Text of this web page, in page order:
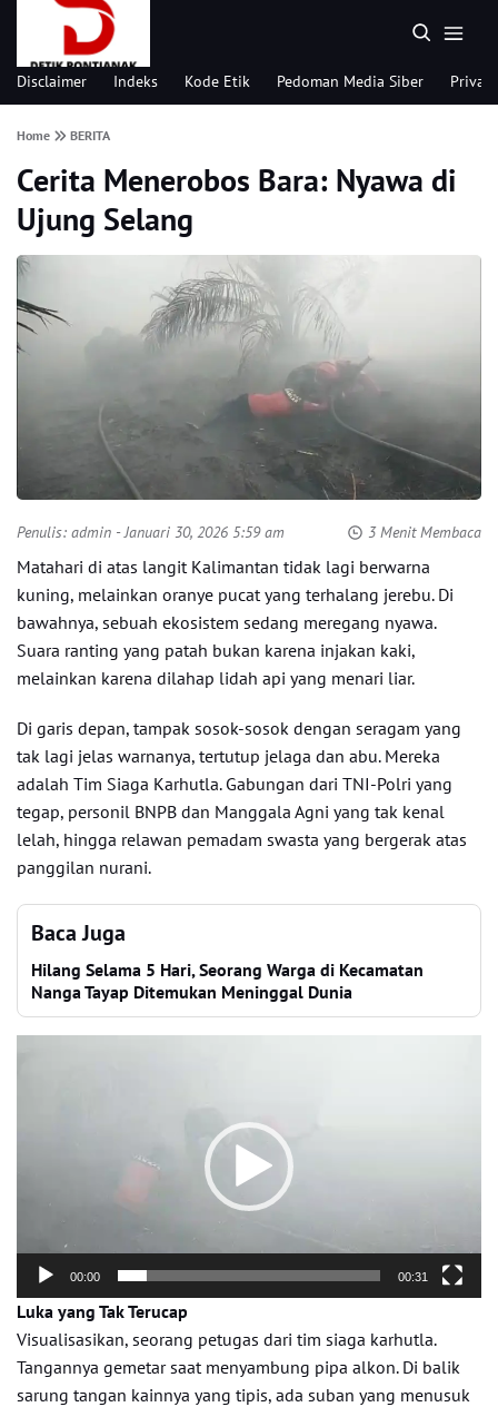
Disclaimer Indeks Kode Etik Pedoman Media Siber
Home BERITA
Cerita Menerobos Bara: Nyawa di
Ujung Selang
Penulis: admin - Januari 30, 2026 5:59 am 3 Menit Membaca
Matahari di atas langit Kalimantan tidak lagi berwarna
kuning, melainkan oranye pucat yang terhalang jerebu. Di
bawahnya, sebuah ekosistem sedang meregang nyawa.
Suara ranting yang patah bukan karena injakan kaki,
melainkan karena dilahap lidah api yang menari liar.
Di garis depan, tampak sosok-sosok dengan seragam yang
tak lagi jelas warnanya, tertutup jelaga dan abu. Mereka
adalah Tim Siaga Karhutla. Gabungan dari TNI-Polri yang
tegap, personil BNPB dan Manggala Agni yang tak kenal
lelah, hingga relawan pemadam swasta yang bergerak atas
panggilan nurani.
Baca Juga
Hilang Selama 5 Hari, Seorang Warga di Kecamatan
Nanga Tayap Ditemukan Meninggal Dunia
00:00 00:31
Luka yang Tak Terucap
Visualisasikan, seorang petugas dari tim siaga karhutla.
Tangannya gemetar saat menyambung pipa alkon. Di balik
sarung tangan kainnya yang tipis, ada suban yang menusuk